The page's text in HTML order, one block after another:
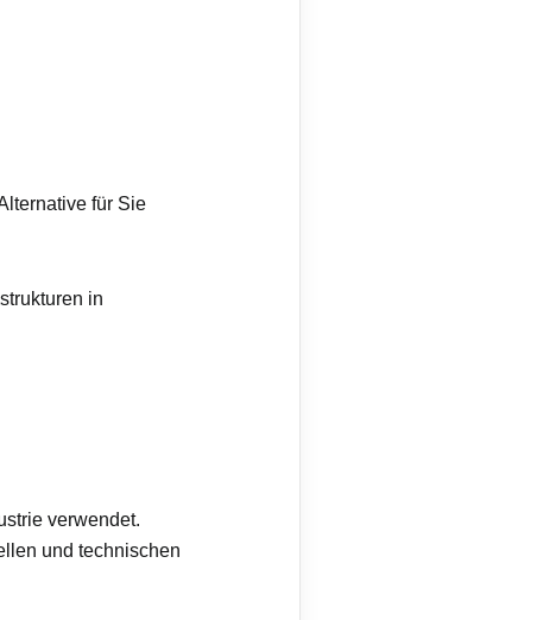
für Sie
in
verwendet.
und technischen